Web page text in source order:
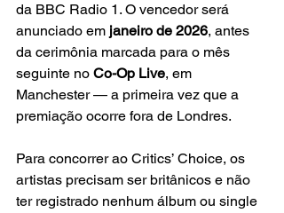
da BBC Radio 1. O vencedor será
anunciado em janeiro de 2026, antes
da cerimônia marcada para o mês
seguinte no Co-Op Live, em
Manchester — a primeira vez que a
premiação ocorre fora de Londres.
Para concorrer ao Critics’ Choice, os
artistas precisam ser britânicos e não
ter registrado nenhum álbum ou single